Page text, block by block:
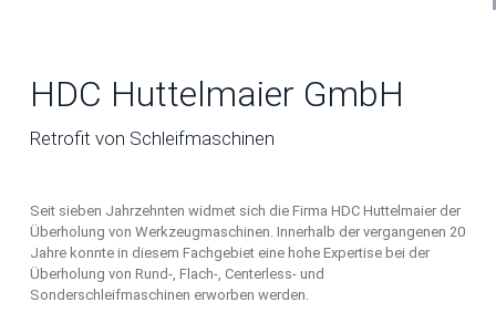
HDC Huttelmaier GmbH
Retrofit von Schleifmaschinen
Seit sieben Jahrzehnten widmet sich die Firma HDC Huttelmaier der
Überholung von Werkzeugmaschinen. Innerhalb der vergangenen 20
Jahre konnte in diesem Fachgebiet eine hohe Expertise bei der
Überholung von Rund-, Flach-, Centerless- und
Sonderschleifmaschinen erworben werden.